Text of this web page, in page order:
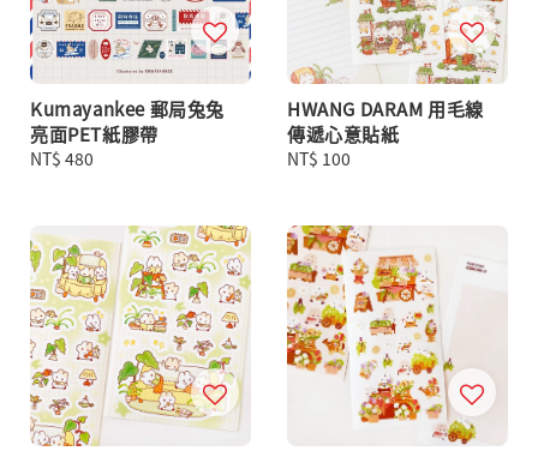
Kumayankee 郵局兔兔
亮面PET紙膠帶
Regular
NT$ 480
HWANG DARAM 用毛線
傳遞心意貼紙
Regular
NT$ 100